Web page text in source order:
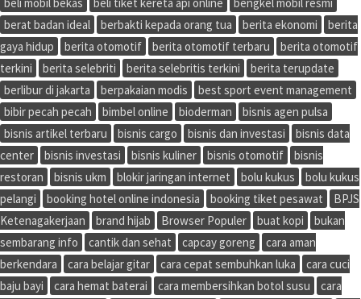
berat badan ideal
berbakti kepada orang tua berita ekonomi
berita
gaya hidup
berita otomotif berita otomotif terbaru
berita otomotif
terkini
berita selebriti berita selebritis terkini
berita terupdate
berlibur di jakarta
berpakaian modis
best sport event management
bibir pecah pecah
bimbel online bioderman
bisnis agen pulsa
bisnis artikel terbaru
bisnis cargo bisnis dan investasi
bisnis data
center
bisnis investasi bisnis kuliner bisnis otomotif
bisnis
restoran
bisnis ukm blokir jaringan internet bolu kukus
bolu kukus
pelangi
booking hotel online indonesia booking tiket pesawat
BPJS
Ketenagakerjaan
brand hijab Browser Populer buat kopi
bukan
sembarang info
cantik dan sehat capcay goreng
cara aman
berkendara
cara belajar gitar cara cepat sembuhkan luka
cara cuci
baju bayi
cara hemat baterai cara membersihkan botol susu
cara